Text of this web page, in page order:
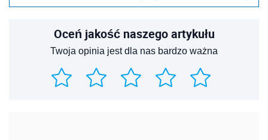
Oceń jakość naszego artykułu
Twoja opinia jest dla nas bardzo ważna